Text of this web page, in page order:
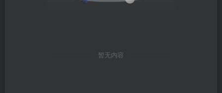
暂无内容